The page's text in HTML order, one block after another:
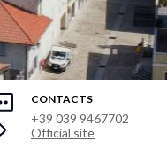
CONTACTS
+39 039 9467702
Official site